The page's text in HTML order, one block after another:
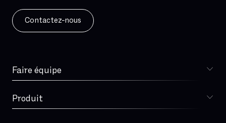
Contactez-nous
Faire équipe
Produit